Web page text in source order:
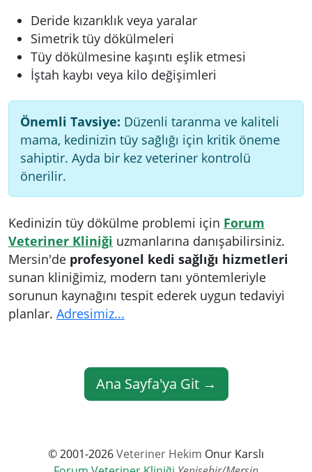
Deride kızarıklık veya yaralar
Simetrik tüy dökülmeleri
Tüy dökülmesine kaşıntı eşlik etmesi
İştah kaybı veya kilo değişimleri
Önemli Tavsiye: Düzenli taranma ve kaliteli
mama, kedinizin tüy sağlığı için kritik öneme
sahiptir. Ayda bir kez veteriner kontrolü
önerilir.
Kedinizin tüy dökülme problemi için Forum
Veteriner Kliniği uzmanlarına danışabilirsiniz.
Mersin'de profesyonel kedi sağlığı hizmetleri
sunan kliniğimiz, modern tanı yöntemleriyle
sorunun kaynağını tespit ederek uygun tedaviyi
planlar. Adresimiz...
Ana Sayfa'ya Git →
© 2001-2026Veteriner Hekim Onur Karslı